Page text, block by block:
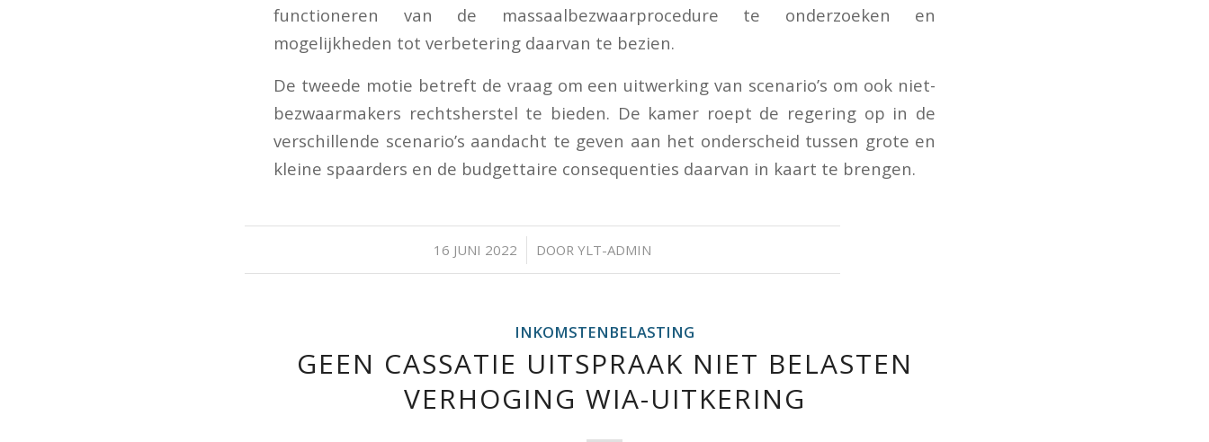
functioneren van de massaalbezwaarprocedure te onderzoeken en
mogelijkheden tot verbetering daarvan te bezien.
De tweede motie betreft de vraag om een uitwerking van scenario’s om ook niet-
bezwaarmakers rechtsherstel te bieden. De kamer roept de regering op in de
verschillende scenario’s aandacht te geven aan het onderscheid tussen grote en
kleine spaarders en de budgettaire consequenties daarvan in kaart te brengen.
16 JUNI 2022
/ DOORYLT-ADMIN
INKOMSTENBELASTING
GEEN CASSATIE UITSPRAAK NIET BELASTEN
VERHOGING WIA-UITKERING